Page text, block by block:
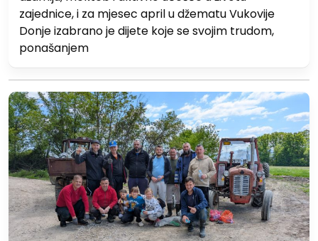
zajednice, i za mjesec april u džematu Vukovije
Donje izabrano je dijete koje se svojim trudom,
ponašanjem